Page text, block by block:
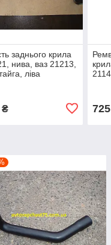
заднього крила
нива, ваз 21213,
ліва
725